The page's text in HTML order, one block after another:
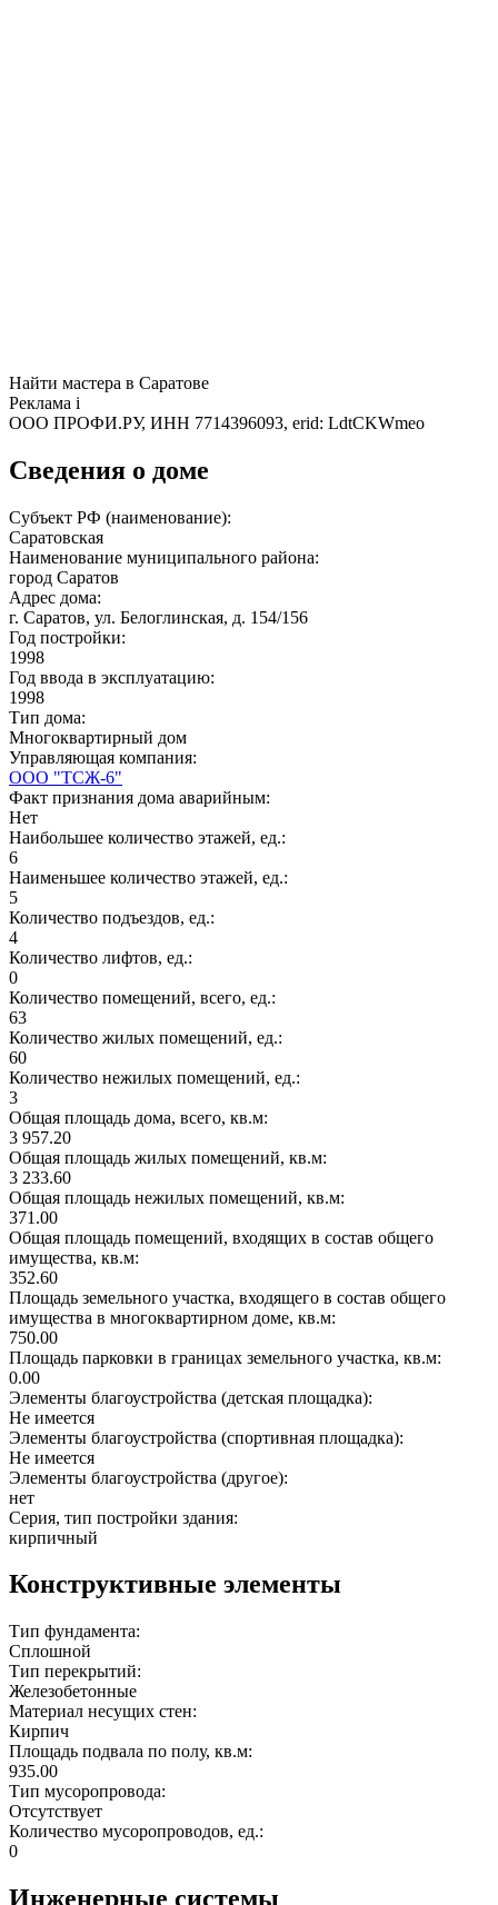
Найти мастера в Саратове
Реклама i
ООО ПРОФИ.РУ, ИНН 7714396093, erid: LdtCKWmeo
Сведения о доме
Субъект РФ (наименование):
Саратовская
Наименование муниципального района:
город Саратов
Адрес дома:
г. Саратов, ул. Белоглинская, д. 154/156
Год постройки:
1998
Год ввода в эксплуатацию:
1998
Тип дома:
Многоквартирный дом
Управляющая компания:
ООО "ТСЖ-6"
Факт признания дома аварийным:
Нет
Наибольшее количество этажей, ед.:
6
Наименьшее количество этажей, ед.:
5
Количество подъездов, ед.:
4
Количество лифтов, ед.:
0
Количество помещений, всего, ед.:
63
Количество жилых помещений, ед.:
60
Количество нежилых помещений, ед.:
3
Общая площадь дома, всего, кв.м:
3 957.20
Общая площадь жилых помещений, кв.м:
3 233.60
Общая площадь нежилых помещений, кв.м:
371.00
Общая площадь помещений, входящих в состав общего
имущества, кв.м:
352.60
Площадь земельного участка, входящего в состав общего
имущества в многоквартирном доме, кв.м:
750.00
Площадь парковки в границах земельного участка, кв.м:
0.00
Элементы благоустройства (детская площадка):
Не имеется
Элементы благоустройства (спортивная площадка):
Не имеется
Элементы благоустройства (другое):
нет
Серия, тип постройки здания:
кирпичный
Конструктивные элементы
Тип фундамента:
Сплошной
Тип перекрытий:
Железобетонные
Материал несущих стен:
Кирпич
Площадь подвала по полу, кв.м:
935.00
Тип мусоропровода:
Отсутствует
Количество мусоропроводов, ед.:
0
Инженерные системы